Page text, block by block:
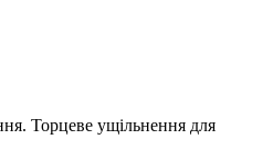
Торцеве ущільнення для